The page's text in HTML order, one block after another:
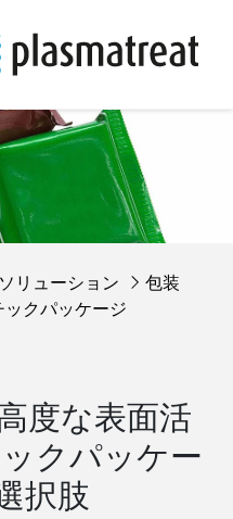
リューション
包装
ックパッケージ
度な表面活
クパッケー
択肢